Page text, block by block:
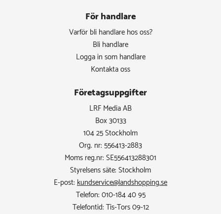
För handlare
Varför bli handlare hos oss?
Bli handlare
Logga in som handlare
Kontakta oss
Företagsuppgifter
LRF Media AB
Box 30133
104 25 Stockholm
Org. nr: 556413-2883
Moms reg.nr: SE556413288301
Styrelsens säte: Stockholm
E-post: kundservice@landshopping.se
Telefon: 010-184 40 95
Telefontid: Tis-Tors 09-12